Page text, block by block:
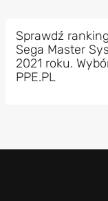
Sprawdź
Sega Master
2021 roku.
PPE.PL